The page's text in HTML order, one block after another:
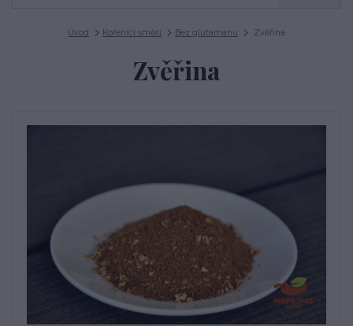
Úvod Kořenící směsi Bez glutamanu Zvěřina
Zvěřina